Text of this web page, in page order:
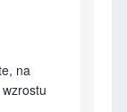
na